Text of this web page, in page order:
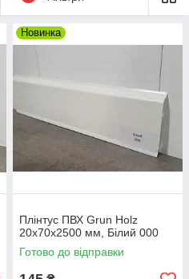
Новинка
Плінтус ПВХ Grun Holz
20x70x2500 мм, Білий 000
Готово до відправки